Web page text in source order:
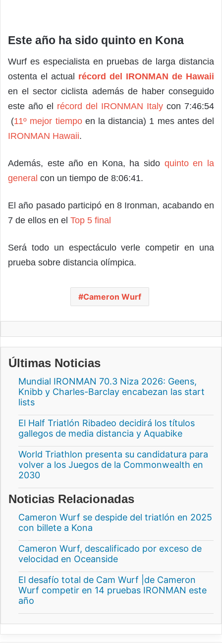
Este año ha sido quinto en Kona
Wurf es especialista en pruebas de larga distancia
ostenta el actual récord del IRONMAN de Hawaii
en el sector ciclista además de haber conseguido
este año el récord del IRONMAN Italy con 7:46:54
(11º mejor tiempoen la distancia) 1 mes antes del
IRONMAN Hawaii.
Además, este año en Kona, ha sido quinto en la
general con un tiempo de 8:06:41.
El año pasado participó en 8 Ironman, acabando en
7 de ellos en el Top 5 final
Será todo un espectáculo verle competir en una
prueba sobre distancia olímpica.
Cameron Wurf
Últimas Noticias
Mundial IRONMAN 70.3 Niza 2026: Geens,
Knibb y Charles-Barclay encabezan las start
lists
El Half Triatlón Ribadeo decidirá los títulos
gallegos de media distancia y Aquabike
World Triathlon presenta su candidatura para
volver a los Juegos de la Commonwealth en
2030
Noticias Relacionadas
Cameron Wurf se despide del triatlón en 2025
con billete a Kona
Cameron Wurf, descalificado por exceso de
velocidad en Oceanside
El desafío total de Cam Wurf |de Cameron
Wurf competir en 14 pruebas IRONMAN este
año